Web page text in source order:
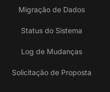
Migração de Dados
Status do Sistema
Log de Mudanças
Solicitação de Proposta